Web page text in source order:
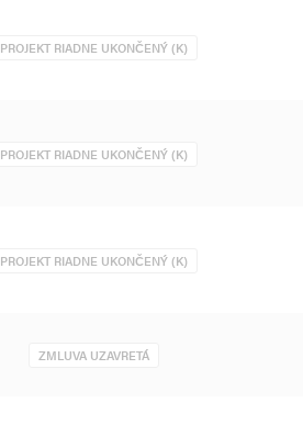
PROJEKT RIADNE UKONČENÝ (K)
PROJEKT RIADNE UKONČENÝ (K)
PROJEKT RIADNE UKONČENÝ (K)
ZMLUVA UZAVRETÁ